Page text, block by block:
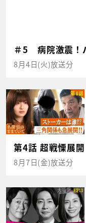
＃5 病院激震！
8月4日(火)放送分
第4話 超戦慄展開
8月7日(金)放送分